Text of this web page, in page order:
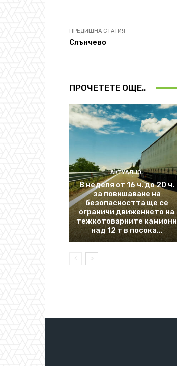
ПРЕДИШНА СТАТИЯ
Слънчево
ПРОЧЕТЕТЕ ОЩЕ..
АКТУАЛНО
В неделя от 16 ч. до 20 ч.
за повишаване на
безопасността ще се
ограничи движението на
тежкотоварните камиони
над 12 т в посока...